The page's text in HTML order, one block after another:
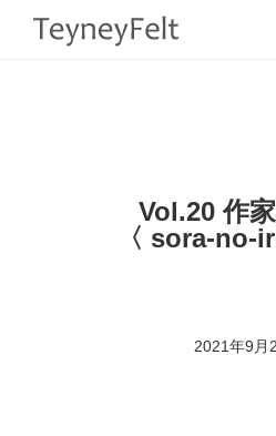
Vol.20 作
〈 sora-no-
2021年9月